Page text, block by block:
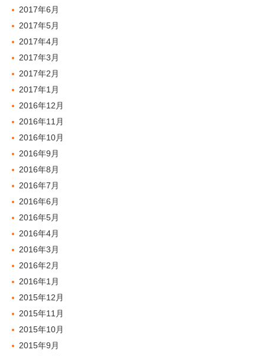
2017年6月
2017年5月
2017年4月
2017年3月
2017年2月
2017年1月
2016年12月
2016年11月
2016年10月
2016年9月
2016年8月
2016年7月
2016年6月
2016年5月
2016年4月
2016年3月
2016年2月
2016年1月
2015年12月
2015年11月
2015年10月
2015年9月